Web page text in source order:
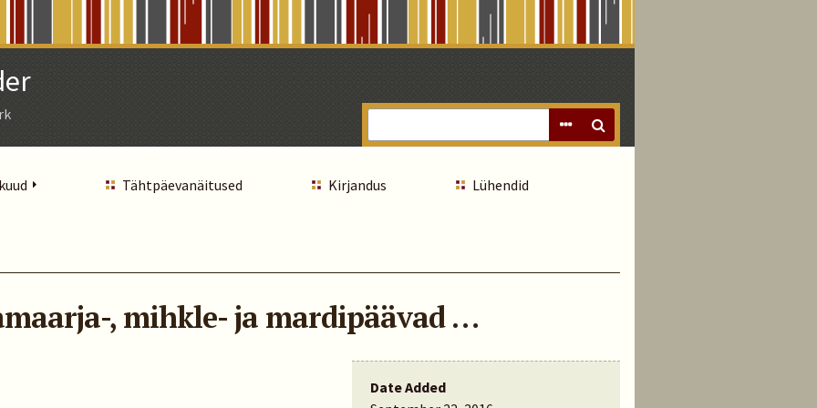
Tähtpäevanäitused Kirjandus Lühendid
, mihkle- ja mardipäävad …
Date Added